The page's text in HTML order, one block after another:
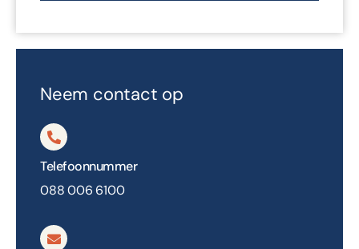
Neem contact op
Telefoonnummer
088 006 6100